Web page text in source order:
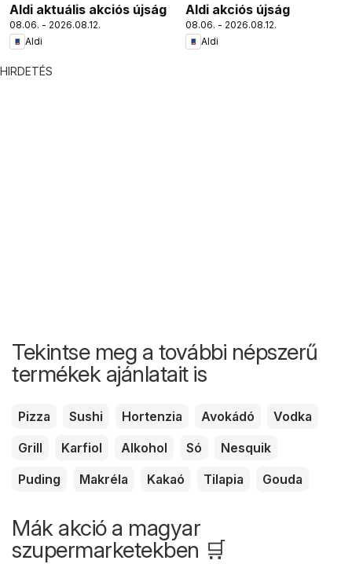
Aldi aktuális akciós újság
08.06. - 2026.08.12.
Aldi
Aldi akciós újság
08.06. - 2026.08.12.
Aldi
HIRDETÉS
Tekintse meg a további népszerű
termékek ajánlatait is
Pizza Sushi Hortenzia Avokádó
Vodka
Grill
Karfiol Alkohol Só
Nesquik
Puding
Makréla Kakaó Tilapia Gouda
Mák akció a magyar
szupermarketekben 🛒